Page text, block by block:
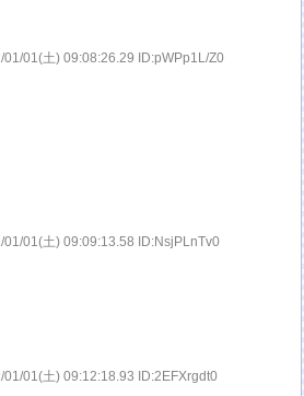
01/01(土) 09:08:26.29 ID:pWPp1L/Z0
01/01(土) 09:09:13.58 ID:NsjPLnTv0
01/01(土) 09:12:18.93 ID:2EFXrgdt0